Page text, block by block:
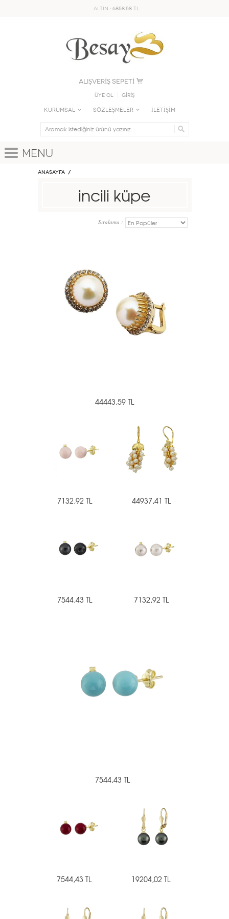
ALTIN : 6858.58 TL
ALIŞVERİŞ SEPETİ
Üye Ol GİRİŞ
KURUMSAL SÖZLEŞMELER İLETİŞİM
Menu
Anasayfa
incili küpe
Sıralama :
44443,59 TL
44937,41 TL
7132,92 TL
7132,92 TL
7544,43 TL
7544,43 TL
7544,43 TL 19204,02 TL